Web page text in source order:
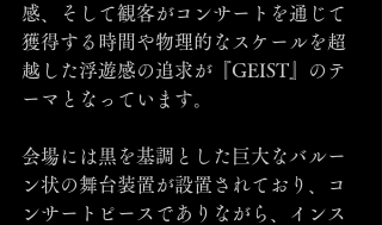
感、そして観客がコンサートを通じて
獲得する時間や物理的なスケールを超
越した浮遊感の追求が『GEIST』のテ
ーマとなっています。
会場には黒を基調とした巨大なバルー
ン状の舞台装置が設置されており、コ
ンサートピースでありながら、インス